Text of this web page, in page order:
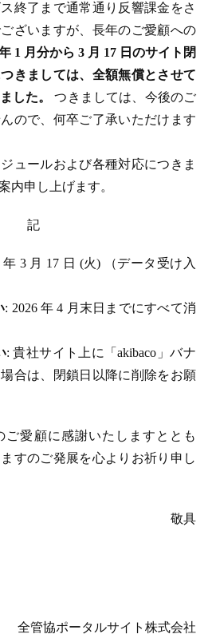
終了まで通常通り反響課金をさ
ざいますが、長年のご愛顧への
1 月分から 3 月 17 日のサイト閉
きましては、全額無償とさせて
した。つきましては、今後のご
ので、何卒ご了承いただけます
ュールおよび各種対応につきま
内申し上げます。
記
年 3 月 17 日 (火) （データ受け入
: 2026 年 4 月末日までにすべて消
: 貴社サイト上に「akibaco」バナ
合は、閉鎖日以降に削除をお願
ご愛顧に感謝いたしますととも
すのご発展を心よりお祈り申し
敬具
全管協ポータルサイト株式会社